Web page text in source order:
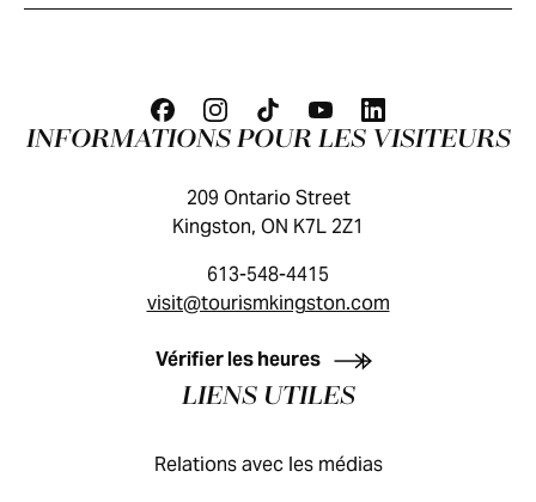
GUIDE DES VISITEURS
INFORMATIONS POUR LES VISITEURS
209 Ontario Street
Kingston, ON K7L 2Z1
613-548-4415
visit@tourismkingston.com
Vérifier les heures
LIENS UTILES
Relations avec les médias